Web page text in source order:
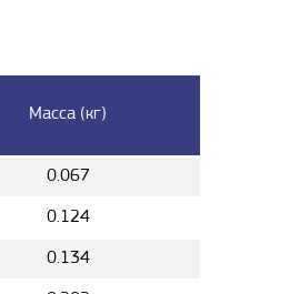
Масса (кг)
0.067
0.124
0.134